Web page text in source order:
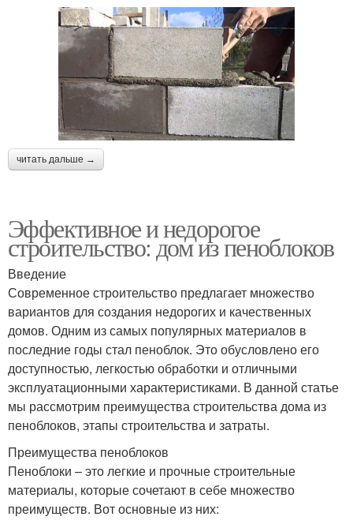
читать дальше →
Эффективное и недорогое
строительство: дом из пеноблоков
Введение
Современное строительство предлагает множество
вариантов для создания недорогих и качественных
домов. Одним из самых популярных материалов в
последние годы стал пеноблок. Это обусловлено его
доступностью, легкостью обработки и отличными
эксплуатационными характеристиками. В данной статье
мы рассмотрим преимущества строительства дома из
пеноблоков, этапы строительства и затраты.
Преимущества пеноблоков
Пеноблоки – это легкие и прочные строительные
материалы, которые сочетают в себе множество
преимуществ. Вот основные из них: